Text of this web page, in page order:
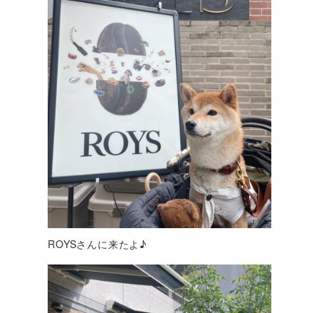
ROYSさんに来たよ♪